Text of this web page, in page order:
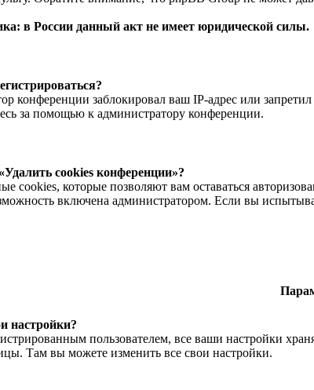
в России данный акт не имеет юридической силы.
конференции заблокировал ваш IP-адрес или
за помощью к администратору конференции.
cookies конференции»?
cookies, которые позволяют вам оставаться
включена администратором. Если вы
настройки?
пользователем, все ваши настройки
Там вы можете изменить все свои настройки.